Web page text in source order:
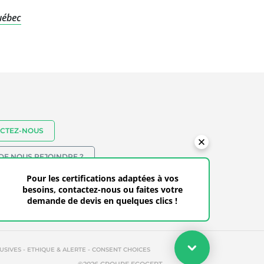
NOUS
NOUS REJOINDRE ?
838-6941 - SANS FRAIS: (+1) 855-246-
9383
- ETHIQUE & ALERTE - CONSENT CHOICES
Pour les certifications adaptées à vos
besoins, contactez-nous ou faites votre
demande de devis en quelques clics !
Faites votre demande de devis en quelques clics pour les